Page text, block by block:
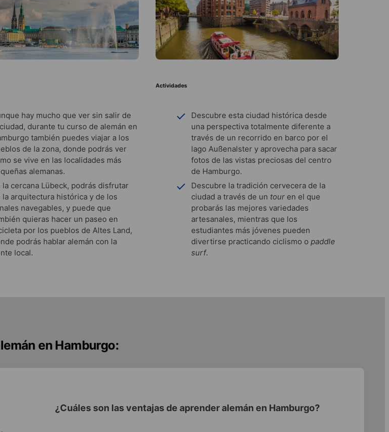
hay mucho que ver sin salir de
durante tu curso de alemán en
también puedes viajar a los
de la zona, donde podrás ver
se vive en las localidades más
alemanas.
la cercana Lübeck, podrás disfrutar
la arquitectura histórica y de los
navegables, y puede que
quieras hacer un paseo en
por los pueblos de Altes Land,
podrás hablar alemán con la
local.
Actividades
Descubre esta ciudad histórica desde
una perspectiva totalmente diferente a
través de un recorrido en barco por el
lago Außenalster y aprovecha para sacar
fotos de las vistas preciosas del centro
de Hamburgo.
Descubre la tradición cervecera de la
ciudad a través de un tour en el que
probarás las mejores variedades
artesanales, mientras que los
estudiantes más jóvenes pueden
divertirse practicando ciclismo o paddle
surf.
en Hamburgo:
¿Cuáles son las ventajas de aprender alemán en Hamburgo?